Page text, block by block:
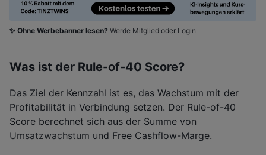
✨ Ohne Werbebanner lesen? Werde Mitglied oder Login
Was ist der Rule-of-40 Score?
Das Ziel der Kennzahl ist es, das Wachstum mit der
Profitabilität in Verbindung setzen. Der Rule-of-40
Score berechnet sich aus der Summe von
Umsatzwachstum und Free Cashflow-Marge.